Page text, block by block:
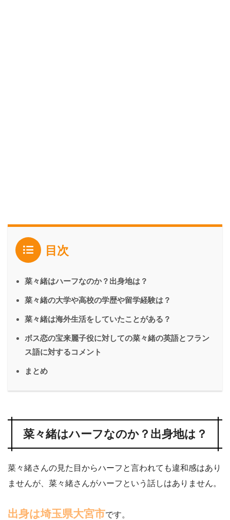
目次
菜々緒はハーフなのか？出身地は？
菜々緒の大学や高校の学歴や留学経験は？
菜々緒は海外生活をしていたことがある？
ボス恋の宝来麗子役に対しての菜々緒の英語とフラン
ス語に対するコメント
まとめ
菜々緒はハーフなのか？出身地は？
菜々緒さんの見た目からハーフと言われても違和感はあり
ませんが、菜々緒さんがハーフという話しはありません。
出身は埼玉県大宮市です。